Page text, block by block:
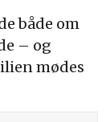
både om
– og
mødes